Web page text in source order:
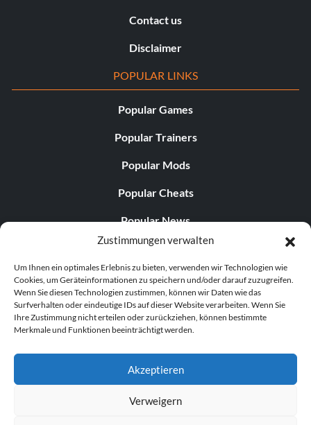
Zustimmungen verwalten
Um Ihnen ein optimales Erlebnis zu bieten, verwenden wir Technologien wie
Cookies, um Geräteinformationen zu speichern und/oder darauf zuzugreifen.
Wenn Sie diesen Technologien zustimmen, können wir Daten wie das
Surfverhalten oder eindeutige IDs auf dieser Website verarbeiten. Wenn Sie
Ihre Zustimmung nicht erteilen oder zurückziehen, können bestimmte
Merkmale und Funktionen beeinträchtigt werden.
Akzeptieren
Verweigern
Contact us
Disclaimer
POPULAR LINKS
Popular Games
Popular Trainers
Popular Mods
Popular Cheats
Popular News
Popular Editorials
Popular Free Games
LATEST UPDATES